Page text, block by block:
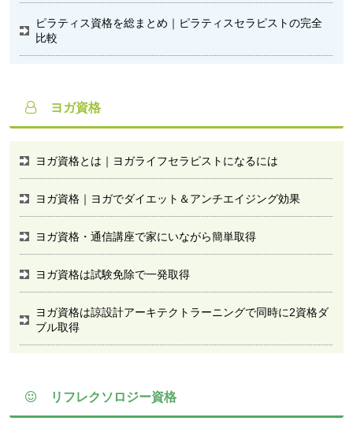
ピラティス資格を総まとめ｜ピラティスセラピストの完全
比較
ヨガ資格
ヨガ資格とは｜ヨガライフセラピストになるには
ヨガ資格｜ヨガでダイエット＆アンチエイジング効果
ヨガ資格・通信講座で家にいながら簡単取得
ヨガ資格は試験免除で一発取得
ヨガ資格は諒設計アーキテクトラーニングで同時に2資格ダ
ブル取得
リフレクソロジー資格